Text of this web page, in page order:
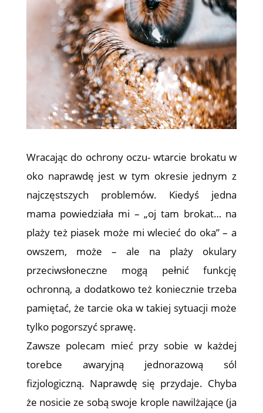
Wracając do ochrony oczu- wtarcie brokatu w
oko naprawdę jest w tym okresie jednym z
najczęstszych problemów. Kiedyś jedna
mama powiedziała mi – „oj tam brokat… na
plaży też piasek może mi wlecieć do oka” – a
owszem, może – ale na plaży okulary
przeciwsłoneczne mogą pełnić funkcję
ochronną, a dodatkowo też koniecznie trzeba
pamiętać, że tarcie oka w takiej sytuacji może
tylko pogorszyć sprawę.
Zawsze polecam mieć przy sobie w każdej
torebce awaryjną jednorazową sól
fizjologiczną. Naprawdę się przydaje. Chyba
że nosicie ze sobą swoje krople nawilżające (ja